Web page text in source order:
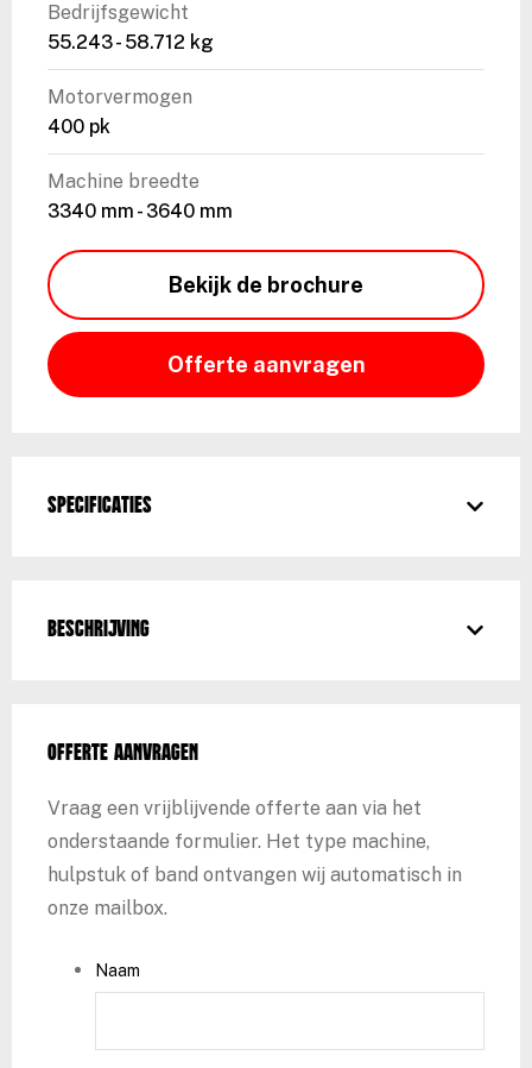
Bedrijfsgewicht
55.243 - 58.712 kg
Motorvermogen
400 pk
Machine breedte
3340 mm - 3640 mm
Bekijk de brochure
Offerte aanvragen
Specificaties
Beschrijving
Offerte aanvragen
Vraag een vrijblijvende offerte aan via het
onderstaande formulier. Het type machine,
hulpstuk of band ontvangen wij automatisch in
onze mailbox.
Naam